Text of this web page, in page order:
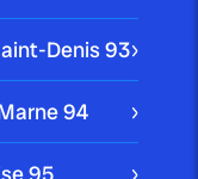
Denis93
94